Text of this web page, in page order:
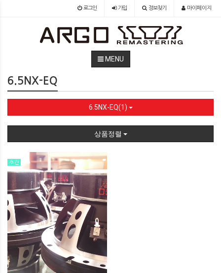
로그인 가입 정보찾기 마이페이지
MENU
6.5NX-EQ
6.5NX-EQ(1)
상품정렬